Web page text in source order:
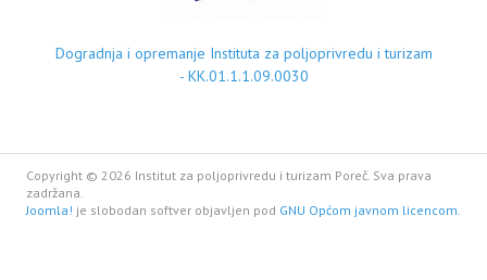
Dogradnja i opremanje Instituta za poljoprivredu i turizam
- KK.01.1.1.09.0030
Copyright © 2026 Institut za poljoprivredu i turizam Poreč. Sva prava
zadržana.
Joomla! je slobodan softver objavljen pod GNU Općom javnom licencom.